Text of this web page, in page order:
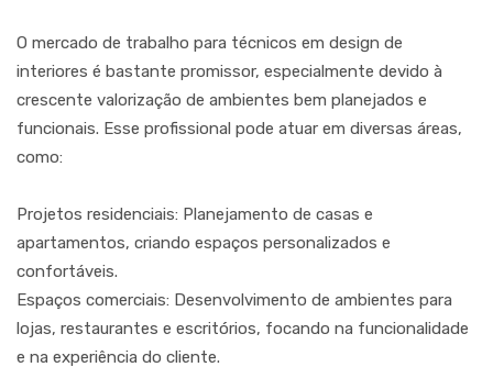
O mercado de trabalho para técnicos em design de
interiores é bastante promissor, especialmente devido à
crescente valorização de ambientes bem planejados e
funcionais. Esse profissional pode atuar em diversas áreas,
como:
Projetos residenciais: Planejamento de casas e
apartamentos, criando espaços personalizados e
confortáveis.
Espaços comerciais: Desenvolvimento de ambientes para
lojas, restaurantes e escritórios, focando na funcionalidade
e na experiência do cliente.